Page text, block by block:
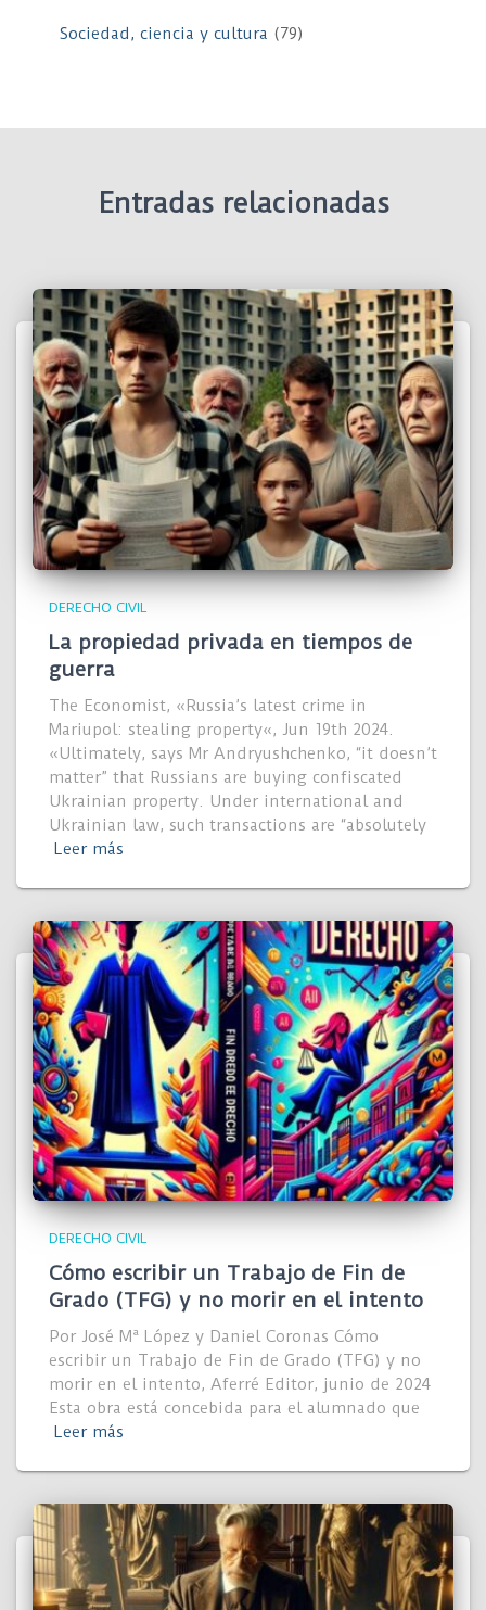
Sociedad, ciencia y cultura (79)
Entradas relacionadas
DERECHO CIVIL
La propiedad privada en tiempos de
guerra
The Economist, «Russia’s latest crime in
Mariupol: stealing property«, Jun 19th 2024.
«Ultimately, says Mr Andryushchenko, “it doesn’t
matter” that Russians are buying confiscated
Ukrainian property. Under international and
Ukrainian law, such transactions are “absolutely
Leer más
DERECHO CIVIL
Cómo escribir un Trabajo de Fin de
Grado (TFG) y no morir en el intento
Por José Mª López y Daniel Coronas Cómo
escribir un Trabajo de Fin de Grado (TFG) y no
morir en el intento, Aferré Editor, junio de 2024
Esta obra está concebida para el alumnado que
Leer más